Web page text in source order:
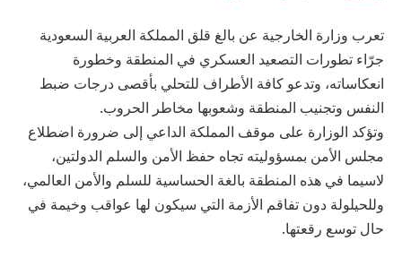
تعرب وزارة الخارجية عن بالغ قلق المملكة العربية السعودية
جرّاء تطورات التصعيد العسكري في المنطقة وخطورة
انعكاساته، وتدعو كافة الأطراف للتحلي بأقصى درجات ضبط
النفس وتجنيب المنطقة وشعوبها مخاطر الحروب.
وتؤكد الوزارة على موقف المملكة الداعي إلى ضرورة اضطلاع
مجلس الأمن بمسؤوليته تجاه حفظ الأمن والسلم الدولتين،
لاسيما في هذه المنطقة بالغة الحساسية للسلم والأمن العالمي،
وللحيلولة دون تفاقم الأزمة التي سيكون لها عواقب وخيمة في
حال توسع رقعتها.